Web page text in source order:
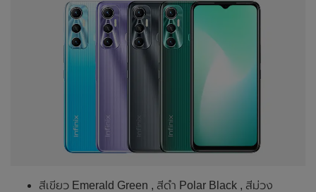
สีเขียว Emerald Green , สีดำ Polar Black , สีม่วง